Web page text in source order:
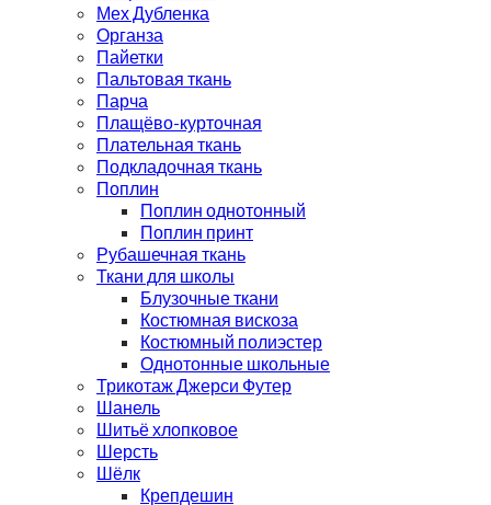
Мех Дубленка
Органза
Пайетки
Пальтовая ткань
Парча
Плащёво-курточная
Плательная ткань
Подкладочная ткань
Поплин
Поплин однотонный
Поплин принт
Рубашечная ткань
Ткани для школы
Блузочные ткани
Костюмная вискоза
Костюмный полиэстер
Однотонные школьные
Трикотаж Джерси Футер
Шанель
Шитьё хлопковое
Шерсть
Шёлк
Крепдешин